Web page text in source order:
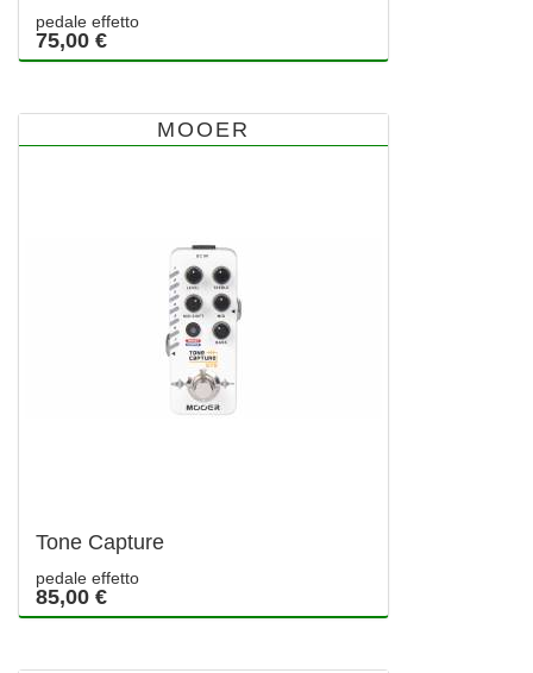
pedale effetto
75,00 €
MOOER
Tone Capture
pedale effetto
85,00 €